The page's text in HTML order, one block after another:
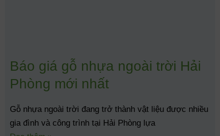
Báo giá gỗ nhựa ngoài trời Hải
Phòng mới nhất
Gỗ nhựa ngoài trời đang trở thành vật liệu được nhiều
gia đình và công trình tại Hải Phòng lựa